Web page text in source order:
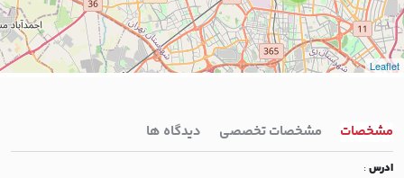
Leaflet
مشخصات مشخصات تخصصی دیدگاه ها
ادرس: